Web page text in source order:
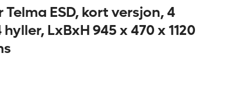
ESD, kort versjon, 4
LxBxH 945 x 470 x 1120